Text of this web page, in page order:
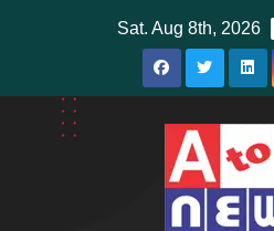
Sat. Aug 8th, 2026